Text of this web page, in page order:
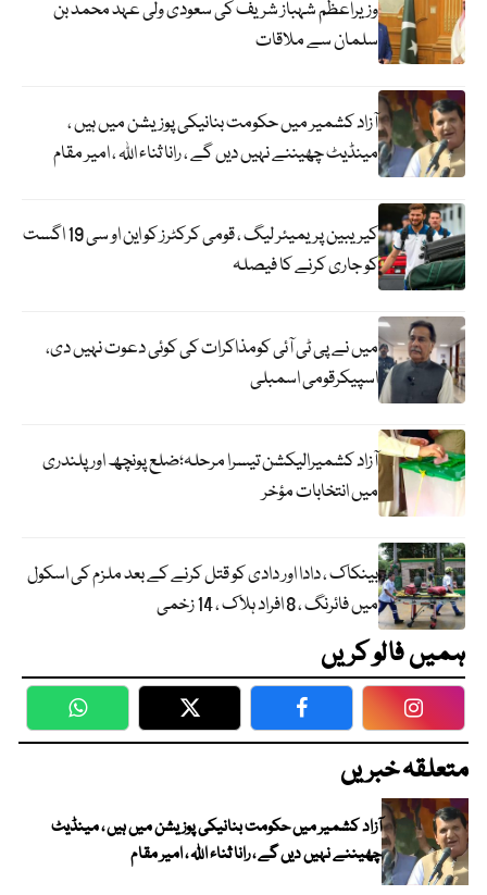
وزیراعظم شہباز شریف کی سعودی ولی عہد محمد بن
سلمان سے ملاقات
آزاد کشمیر میں حکومت بنانیکی پوزیشن میں ہیں ،
مینڈیٹ چھیننے نہیں دیں گے ، رانا ثناء اللہ ، امیر مقام
کیریبین پریمیئر لیگ ، قومی کرکٹرز کو این او سی 19 اگست
کو جاری کرنے کا فیصلہ
میں نے پی ٹی آئی کومذاکرات کی کوئی دعوت نہیں دی،
اسپیکرقومی اسمبلی
آزاد کشمیرالیکشن تیسرا مرحلہ؛ضلع پونچھ اور پلندری
میں انتخابات مؤخر
بینکاک ، دادا اور دادی کو قتل کرنے کے بعد ملزم کی اسکول
میں فائرنگ ، 8 افراد ہلاک ، 14 زخمی
ہمیں فالو کریں
WhatsApp Twitter Facebook
متعلقہ خبریں
آزاد کشمیر میں حکومت بنانیکی پوزیشن میں ہیں ، مینڈیٹ
چھیننے نہیں دیں گے ، رانا ثناء اللہ ، امیر مقام